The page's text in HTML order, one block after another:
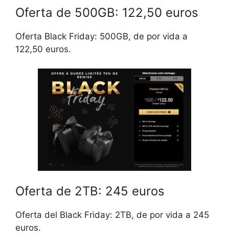
Oferta de 500GB: 122,50 euros
Oferta Black Friday: 500GB, de por vida a
122,50 euros.
Oferta de 2TB: 245 euros
Oferta del Black Friday: 2TB, de por vida a 245
euros.